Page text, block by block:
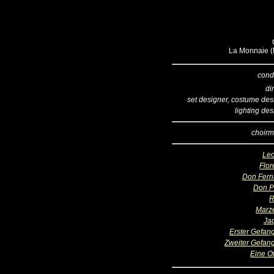
La Monnaie
set designer, costume
lighting
Don
Don
Erster
Zweiter
Eine